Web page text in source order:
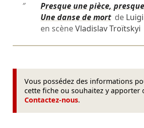
″
Presque une pièce,
Une danse de mortde
en scèneVladislav Troïtskyi
Vous possédez des informations
cette fiche ou souhaitez y apporter
Contactez-nous.